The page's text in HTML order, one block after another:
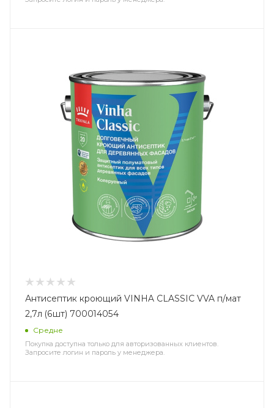
Антисептик кроющий VINHA CLASSIC VVA п/мат
2,7л (6шт) 700014054
Средне
Покупка доступна только для авторизованных клиентов.
Запросите логин и пароль у менеджера.